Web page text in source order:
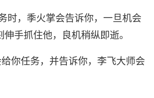
时，季火掌会告诉你，一旦机会
手抓住他，良机稍纵即逝。
你任务，并告诉你，李飞大师会